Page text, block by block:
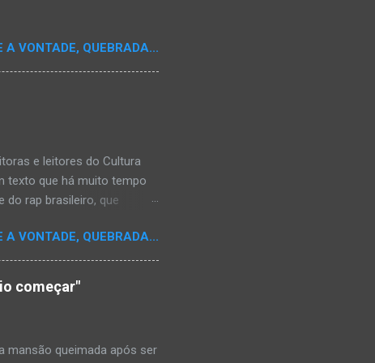
A VONTADE, QUEBRADA...
e leitores do Cultura
texto que há muito tempo
do rap brasileiro, que
país a crença de que o
antepassados nem nossa
de opinião
Assim, o sítio
da rica história do
A VONTADE, QUEBRADA...
começar"
mansão queimada após ser